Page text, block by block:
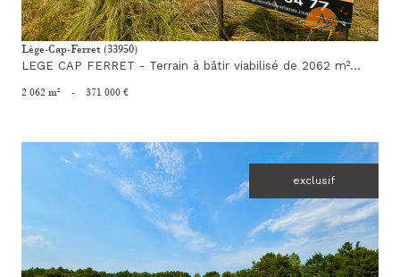
Lège-Cap-Ferret (33950)
LEGE CAP FERRET - Terrain à bâtir viabilisé de 2062 m²...
2 062 m² - 371 000 €
exclusif